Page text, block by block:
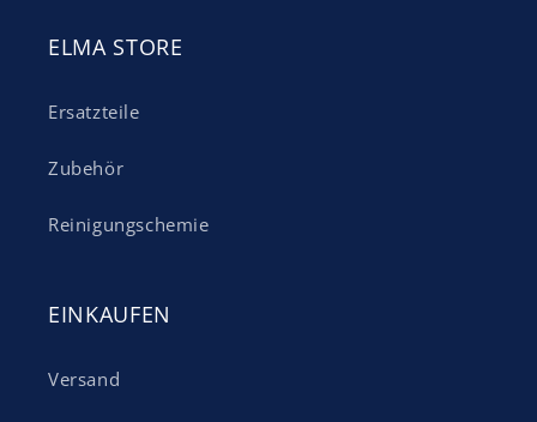
ELMA STORE
Ersatzteile
Zubehör
Reinigungschemie
EINKAUFEN
Versand